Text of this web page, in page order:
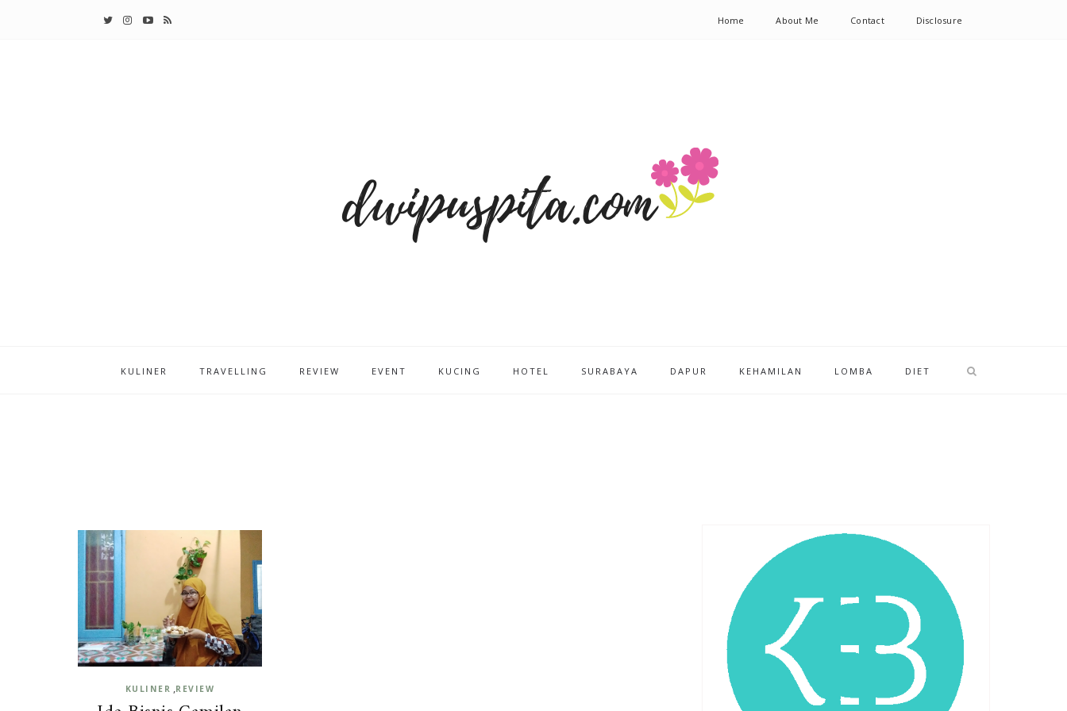
Home About Me Contact Disclosure
KULINER TRAVELLING REVIEW EVENT KUCING HOTEL SURABAYA DAPUR KEHAMILAN LOMBA DIET
KULINER REVIEW